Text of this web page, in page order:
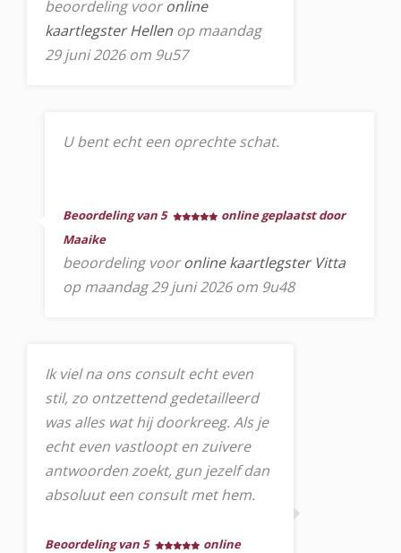
beoordeling vooronline
kaartlegster Hellen op maandag
29 juni 2026 om 9u57
U bent echt een oprechte schat.
Beoordeling van 5
online geplaatst door
Maaike
beoordeling vooronline kaartlegster Vitta
op maandag 29 juni 2026 om 9u48
Ik viel na ons consult echt even
stil, zo ontzettend gedetailleerd
was alles wat hij doorkreeg. Als je
echt even vastloopt en zuivere
antwoorden zoekt, gun jezelf dan
absoluut een consult met hem.
Beoordeling van 5
online